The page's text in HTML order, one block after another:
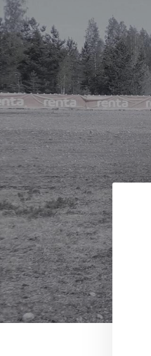
Siirry
sivun
sisältöön
Sivuston